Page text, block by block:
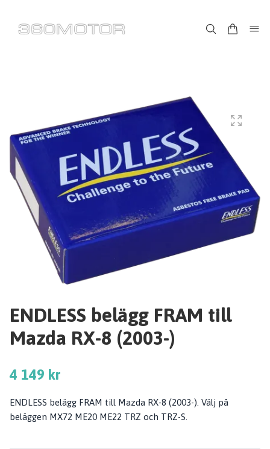
ENDLESS belägg FRAM till
Mazda RX-8 (2003-)
4 149 kr
ENDLESS belägg FRAM till Mazda RX-8 (2003-). Välj på
beläggen MX72 ME20 ME22 TRZ och TRZ-S.